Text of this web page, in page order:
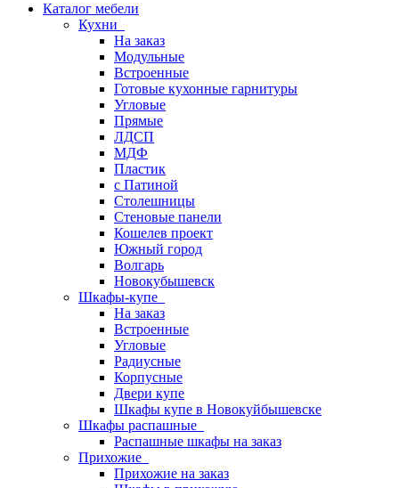
Каталог мебели
Кухни
На заказ
Модульные
Встроенные
Готовые кухонные гарнитуры
Угловые
Прямые
ЛДСП
МДФ
Пластик
с Патиной
Столешницы
Стеновые панели
Кошелев проект
Южный город
Волгарь
Новокубышевск
Шкафы-купе
На заказ
Встроенные
Угловые
Радиусные
Корпусные
Двери купе
Шкафы купе в Новокуйбышевске
Шкафы распашные
Распашные шкафы на заказ
Прихожие
Прихожие на заказ